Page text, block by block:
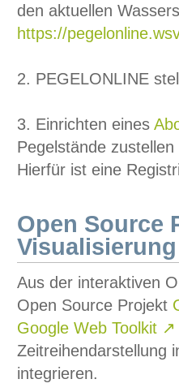
den aktuellen
https://
2. PEGELONLINE
3. Einrichten eines
Pegelstände
Hierfür ist eine
Open Source
Visualisierung
Aus der interaktiven
Open Source Projekt
Google Web Toolkit ↗
Zeitreihendarstellung
integrieren.